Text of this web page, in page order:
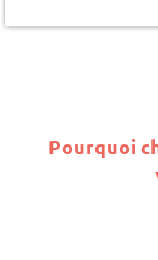
Pourquoi